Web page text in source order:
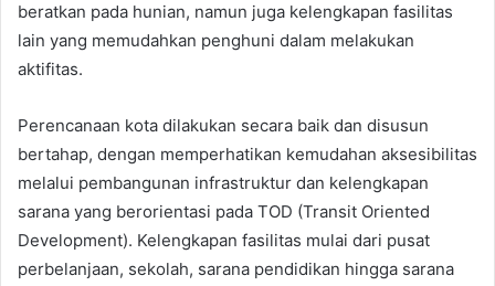
beratkan pada hunian, namun juga kelengkapan fasilitas
lain yang memudahkan penghuni dalam melakukan
aktifitas.
Perencanaan kota dilakukan secara baik dan disusun
bertahap, dengan memperhatikan kemudahan aksesibilitas
melalui pembangunan infrastruktur dan kelengkapan
sarana yang berorientasi pada TOD (Transit Oriented
Development). Kelengkapan fasilitas mulai dari pusat
perbelanjaan, sekolah, sarana pendidikan hingga sarana